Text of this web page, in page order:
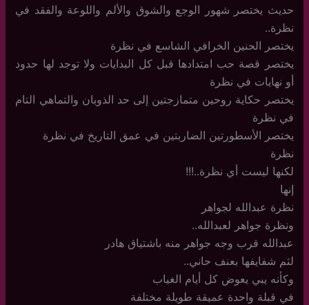
حديث يختصر شهور الوجع والشوق والألم واللوعة والفقد في
نظرة..
يختصر الحنين الخرافي الشاسع في نظرة
يختصر قصة حب امتدادها قبل كل البدايات ولا توجد لها حدود
أو نهايات في نظرة
يختصر حكاية روحين متمازجتين إلى حد الذوبان والتماهي التام
في نظرة
يختصر الأسطورتين الضاربتين في عمق التاريخ في نظرة
نظرة
لكنها ليست أي نظرة..!!!
إنها
نظرة عبدالله لجواهر
ونظرة جواهر لعبدالله..
عبدالله قرب وجه جواهر منه باشتياق هادر
لثم شفايفها بعنف حاني..
وكأنه يبي يعوض كل أيام الغياب
في قبلة واحدة عميقة طويلة مختلفة